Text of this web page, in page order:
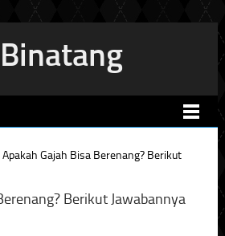
Apakah Gajah Bisa Berenang? Berikut
Berikut Jawabannya